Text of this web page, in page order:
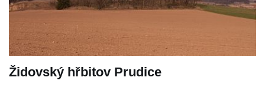
Židovský hřbitov Prudice